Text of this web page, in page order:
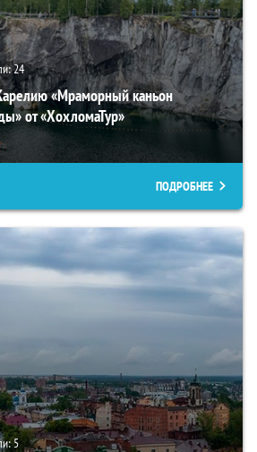
24
«Мраморный каньон
от «ХохломаТур»
ПОДРОБНЕЕ
5